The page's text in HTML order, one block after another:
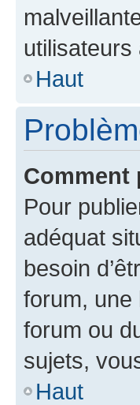
Haut
Comment
Pour
adéquat
besoin
forum, une
forum ou
sujets,
Haut